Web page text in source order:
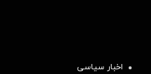
اخبار سیاسی